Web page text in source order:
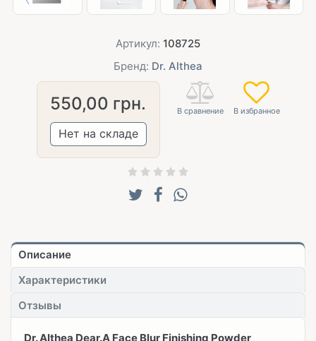
Артикул: 108725
Бренд: Dr. Althea
550,00 грн.
Нет на складе
Описание
Характеристики
Отзывы
Dr. Althea Dear.A Face Blur Finishing Powder